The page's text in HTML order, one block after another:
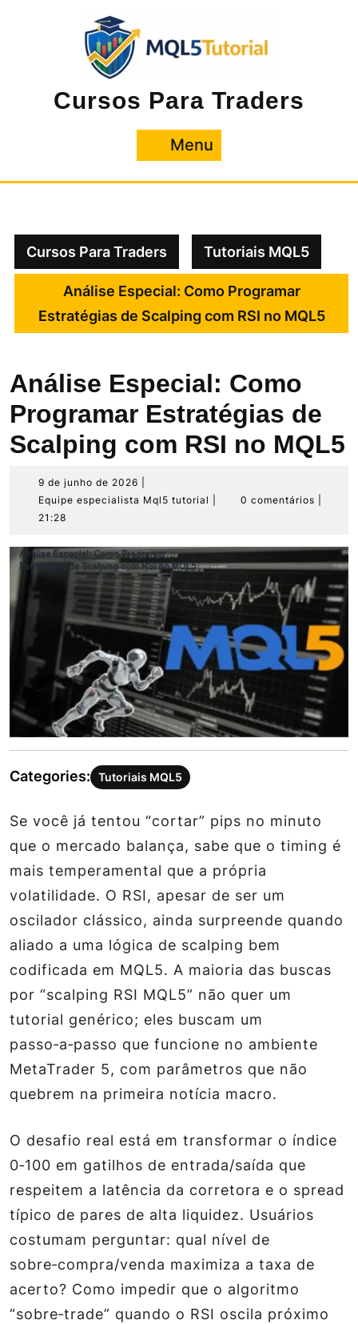
Cursos Para Traders
Menu
Cursos Para Traders Tutoriais MQL5
Análise Especial: Como Programar
Estratégias de Scalping com RSI no MQL5
Análise Especial: Como
Programar Estratégias de
Scalping com RSI no MQL5
9 de junho de 2026
de
2026
Equipe especialista Mql5 tutorial
Equipe
tutorial
0 comentários
21:28
Categories: Tutoriais MQL5
Se você já tentou “cortar” pips no minuto
que o mercado balança, sabe que o timing é
mais temperamental que a própria
volatilidade. O RSI, apesar de ser um
oscilador clássico, ainda surpreende quando
aliado a uma lógica de scalping bem
codificada em MQL5. A maioria das buscas
por “scalping RSI MQL5” não quer um
tutorial genérico; eles buscam um
passo‑a‑passo que funcione no ambiente
MetaTrader 5, com parâmetros que não
quebrem na primeira notícia macro.
O desafio real está em transformar o índice
0‑100 em gatilhos de entrada/saída que
respeitem a latência da corretora e o spread
típico de pares de alta liquidez. Usuários
costumam perguntar: qual nível de
sobre‑compra/venda maximiza a taxa de
acerto? Como impedir que o algoritmo
“sobre‑trade” quando o RSI oscila próximo